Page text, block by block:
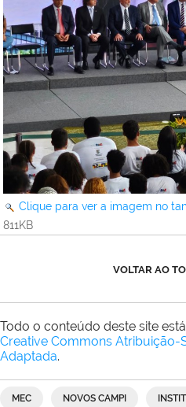
Clique para ver a imagem no
811KB
VOLTAR AO
Todo o conteúdo deste site
Creative Commons Atribuição-
Adaptada.
MEC NOVOS CAMPI